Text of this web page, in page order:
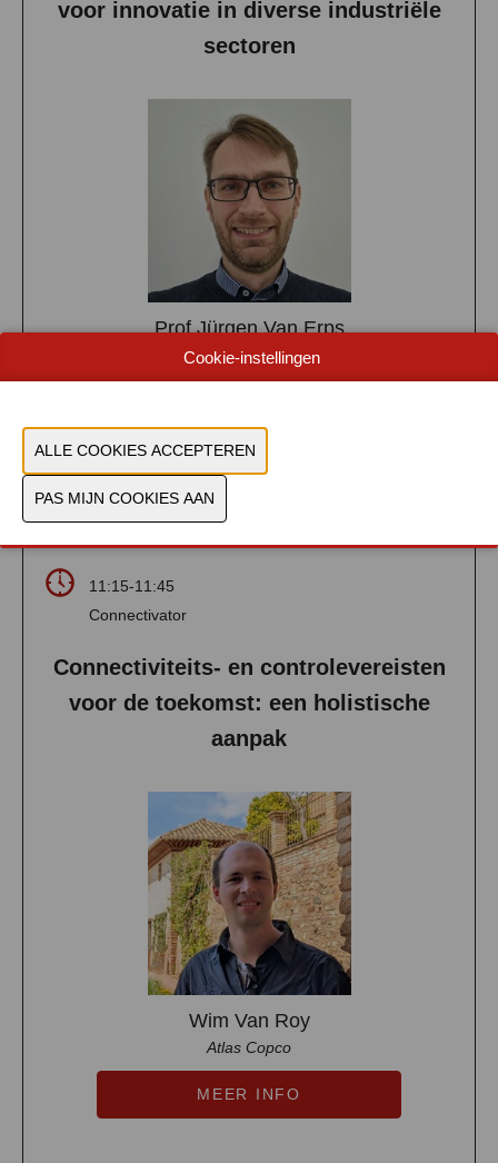
voor innovatie in diverse industriële
sectoren
Prof Jürgen Van Erps
FLANDERS MAKE @ VUB
11:15-11:45
Connectivator
Connectiviteits- en controlevereisten
voor de toekomst: een holistische
aanpak
Wim Van Roy
Atlas Copco
MEER INFO
Cookie-instellingen